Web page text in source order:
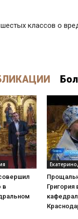
классов о
в
Григория